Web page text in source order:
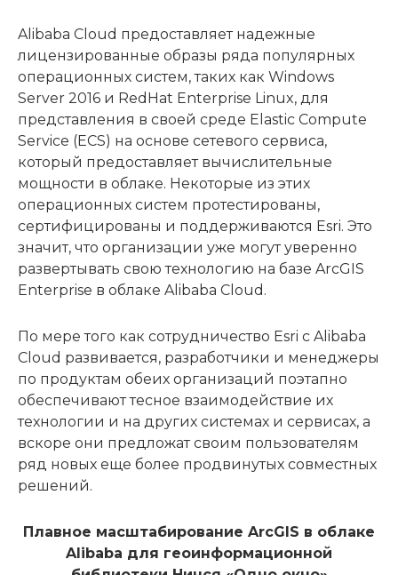
Alibaba Cloud предоставляет надежные
лицензированные образы ряда популярных
операционных систем, таких как Windows
Server 2016 и RedHat Enterprise Linux, для
представления в своей среде Elastic Compute
Service (ECS) на основе сетевого сервиса,
который предоставляет вычислительные
мощности в облаке. Некоторые из этих
операционных систем протестированы,
сертифицированы и поддерживаются Esri. Это
значит, что организации уже могут уверенно
развертывать свою технологию на базе ArcGIS
Enterprise в облаке Alibaba Cloud.
По мере того как сотрудничество Esri с Alibaba
Cloud развивается, разработчики и менеджеры
по продуктам обеих организаций поэтапно
обеспечивают тесное взаимодействие их
технологии и на других системах и сервисах, а
вскоре они предложат своим пользователям
ряд новых еще более продвинутых совместных
решений.
Плавное масштабирование ArcGIS в облаке
Alibaba для геоинформационной